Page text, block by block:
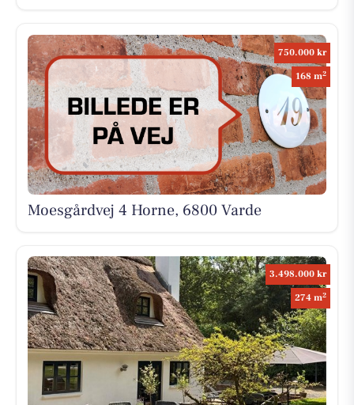
750.000 kr
168 m2
Moesgårdvej 4 Horne, 6800 Varde
3.498.000 kr
274 m2